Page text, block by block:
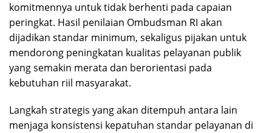
komitmennya untuk tidak berhenti pada capaian
peringkat. Hasil penilaian Ombudsman RI akan
dijadikan standar minimum, sekaligus pijakan untuk
mendorong peningkatan kualitas pelayanan publik
yang semakin merata dan berorientasi pada
kebutuhan riil masyarakat.
Langkah strategis yang akan ditempuh antara lain
menjaga konsistensi kepatuhan standar pelayanan di